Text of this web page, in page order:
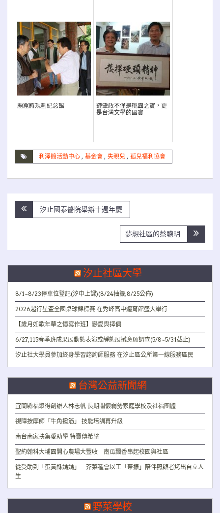
鹿窟將規劃紀念館
鍾肇政不僅是桃園之寶，更
是台灣文學的國寶
利澤簡活動中心 , 基金會 , 失親兒 , 孤兒福利協會
文
章
汐止國泰醫院舉辦十週年慶
夢想社區的蔡聰明
汐止社區大學
8/1~8/23停車位登記(汐中上課)(8/24抽籤;8/25公佈)
2026超行星盃全國桌球錦標賽 在秀峰高中體育館盛大舉行
【歲月如歌年華之憶寫作班】戀愛與擇偶
6/27,115春季班成果展動態表演或靜態展攤意願調查(5/8~5/31截止)
汐止社大學員參加終身學習諮詢師服務 在汐止區公所第一線服務區民
台灣公益新聞網
宜蘭縣福聚得創辦人林志帆 長期關懷弱勢家庭學校及社福團體
視障按摩師「牛角撥筋」 技能培訓再升級
南台南家扶集愛助學 特賣傳希望
聖約翰科大埔園開心農場大豐收 南瓜飄香串起校園與社區
從受助到「蛋黃酥媽媽」 芥菜種會以工「帶振」陪伴照顧者烤出自立人
生
野菜學校